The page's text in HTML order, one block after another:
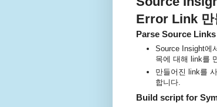
Error Link 만
Parse Source
Source Insight에
목에 대해 link를
만들어진 link를
합니다.
Build script for